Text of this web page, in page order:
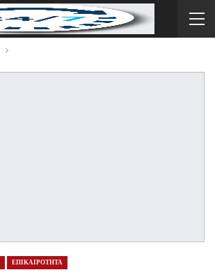
ΕΠΙΚΑΙΡΟΤΗΤΑ